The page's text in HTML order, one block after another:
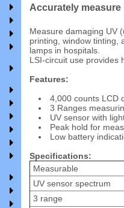
Accurately measure
Measure damaging UV
printing, window tinting,
lamps in hospitals.
LSI-circuit use provides
Features:
4,000 counts LCD
3 Ranges
UV sensor with
Peak hold for
Low battery
Specifications:
Measurable
UV sensor spectrum
3 range